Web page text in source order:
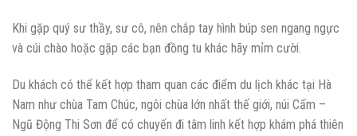
Khi gặp quý sư thầy, sư cô, nên chắp tay hình búp sen ngang ngực
và cúi chào hoặc gặp các bạn đồng tu khác hãy mỉm cười.
Du khách có thể kết hợp tham quan các điểm du lịch khác tại Hà
Nam như chùa Tam Chúc, ngôi chùa lớn nhất thế giới, núi Cấm –
Ngũ Động Thi Sơn để có chuyến đi tâm linh kết hợp khám phá thiên